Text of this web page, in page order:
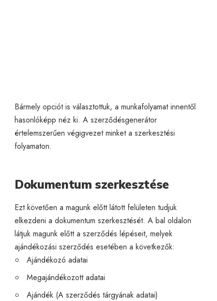
Bármely opciót is választottuk, a munkafolyamat innentől
hasonlóképp néz ki. A szerződésgenerátor
értelemszerűen végigvezet minket a szerkesztési
folyamaton.
Dokumentum szerkesztése
Ezt követően a magunk előtt látott felületen tudjuk
elkezdeni a dokumentum szerkesztését. A bal oldalon
látjuk magunk előtt a szerződés lépéseit, melyek
ajándékozási szerződés esetében a következők:
Ajándékozó adatai
Megajándékozott adatai
Ajándék (A szerződés tárgyának adatai)